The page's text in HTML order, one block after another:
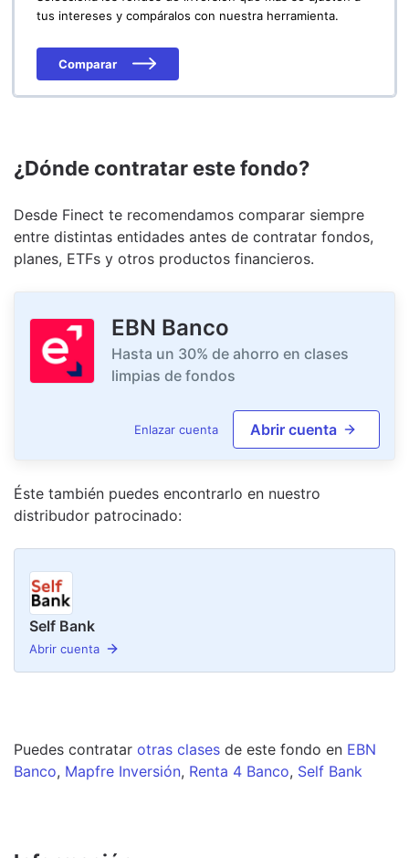
tus intereses y compáralos con nuestra herramienta.
Comparar
¿Dónde contratar este fondo?
Desde Finect te recomendamos comparar siempre
entre distintas entidades antes de contratar fondos,
planes, ETFs y otros productos financieros.
EBN Banco
Hasta un 30% de ahorro en clases
limpias de fondos
Enlazar cuenta Abrir cuenta
Éste también puedes encontrarlo en nuestro
distribudor patrocinado:
Self Bank
Abrir cuenta
Puedes contratar otras clases de este fondo en EBN
Banco, Mapfre Inversión, Renta 4 Banco, Self Bank